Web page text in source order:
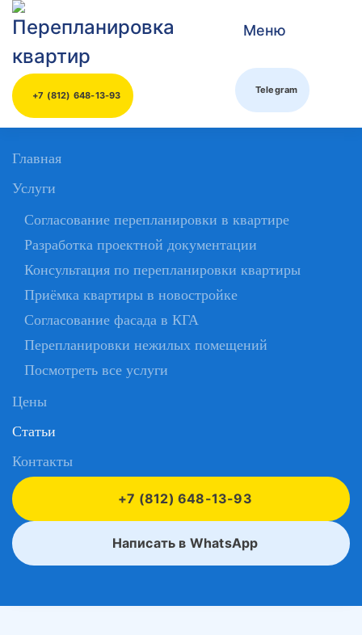
Skip to main content
+7 (812) 648-13-93
Меню
Telegram
Главная
Услуги
Согласование перепланировки в квартире
Разработка проектной документации
Консультация по перепланировки квартиры
Приёмка квартиры в новостройке
Согласование фасада в КГА
Перепланировки нежилых помещений
Посмотреть все услуги
Цены
Статьи
Контакты
+7 (812) 648-13-93
Написать в WhatsApp